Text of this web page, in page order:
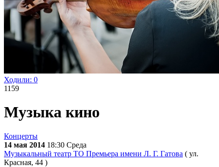
Ходили: 0
1159
Музыка кино
Концерты
14 мая 2014 18:30 Среда
Музыкальный театр ТО Премьера имени Л. Г. Гатова ( ул.
Красная, 44 )